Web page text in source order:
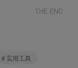
THE END
# 实用工具